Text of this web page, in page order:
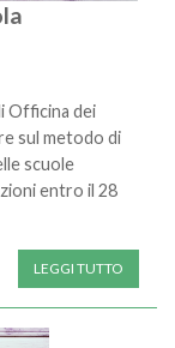
Officina dei
sul metodo di
scuole
entro il 28
LEGGI TUTTO